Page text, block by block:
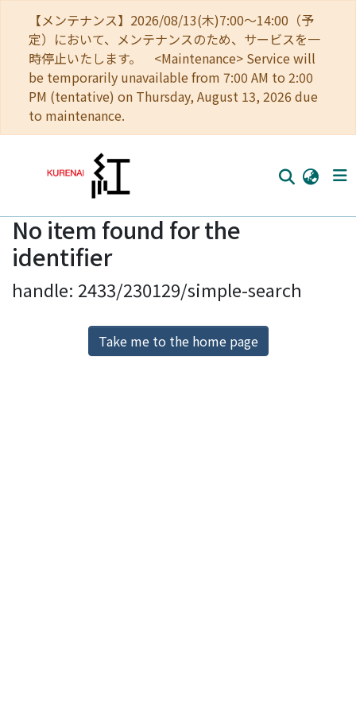
【メンテナンス】2026/08/13(木)7:00～14:00（予
定）において、メンテナンスのため、サービスを一
時停止いたします。 <Maintenance> Service will
be temporarily unavailable from 7:00 AM to 2:00
PM (tentative) on Thursday, August 13, 2026 due
to maintenance.
Home
Communities
Browse
Download Ranking
No item found for the
identifier
handle: 2433/230129/simple-search
Take me to the home page